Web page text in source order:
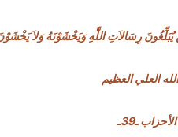
يُبَلِّغُونَ رِسَالاَتِ اللَّهِ وَيَخْشَوْنَهُ وَلاَ
العلي العظيم
ـ39ـ